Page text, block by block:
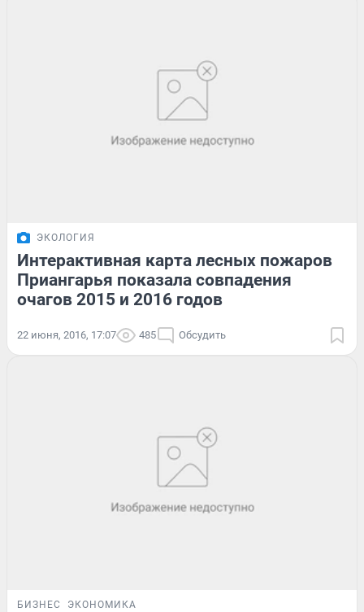
ЭКОЛОГИЯ
Интерактивная карта лесных пожаров
Приангарья показала совпадения
очагов 2015 и 2016 годов
22 июня, 2016, 17:07 485 Обсудить
БИЗНЕС ЭКОНОМИКА